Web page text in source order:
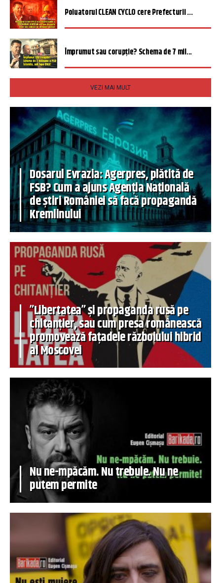
Poluatorul CLEAN CYCLO cere Prefecturii ...
Împrumut sau corupție? Schema de 7 mil...
VEZI MAI MULT
Dosarul Evrazia: Agerpres, plătită de
FSB? Cum a ajuns Agenția Națională
de știri României să facă propagandă
Kremlinului
”Libertatea” și propaganda rusă pe
chitanțier, sau cum presa românească
promovează fațadele războiului hibrid
al Moscovei
Nu ne-mpăcăm. Nu trebuie. Nu ne
putem permite